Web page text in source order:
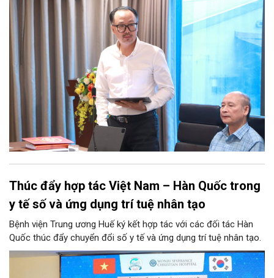
Thúc đẩy hợp tác Việt Nam – Hàn Quốc trong
y tế số và ứng dụng trí tuệ nhân tạo
Bệnh viện Trung ương Huế ký kết hợp tác với các đối tác Hàn
Quốc thúc đẩy chuyển đổi số y tế và ứng dụng trí tuệ nhân tạo.